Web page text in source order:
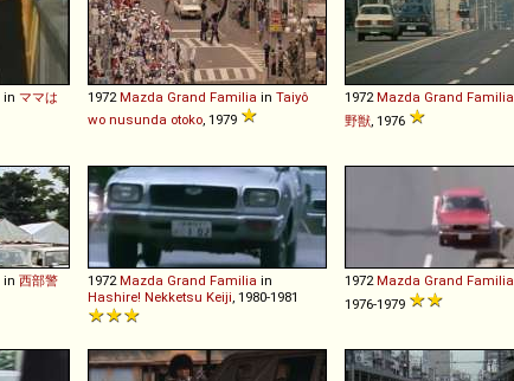
in ママは
1972 Mazda Grand Familia in Taiyô
wo nusunda otoko , 1979
1972 Mazda Grand Familia
野獣 , 1976
in 西部警
1972 Mazda Grand Familia in
Hashire! Nekketsu Keiji , 1980-1981
1972 Mazda Grand Familia
1976-1979